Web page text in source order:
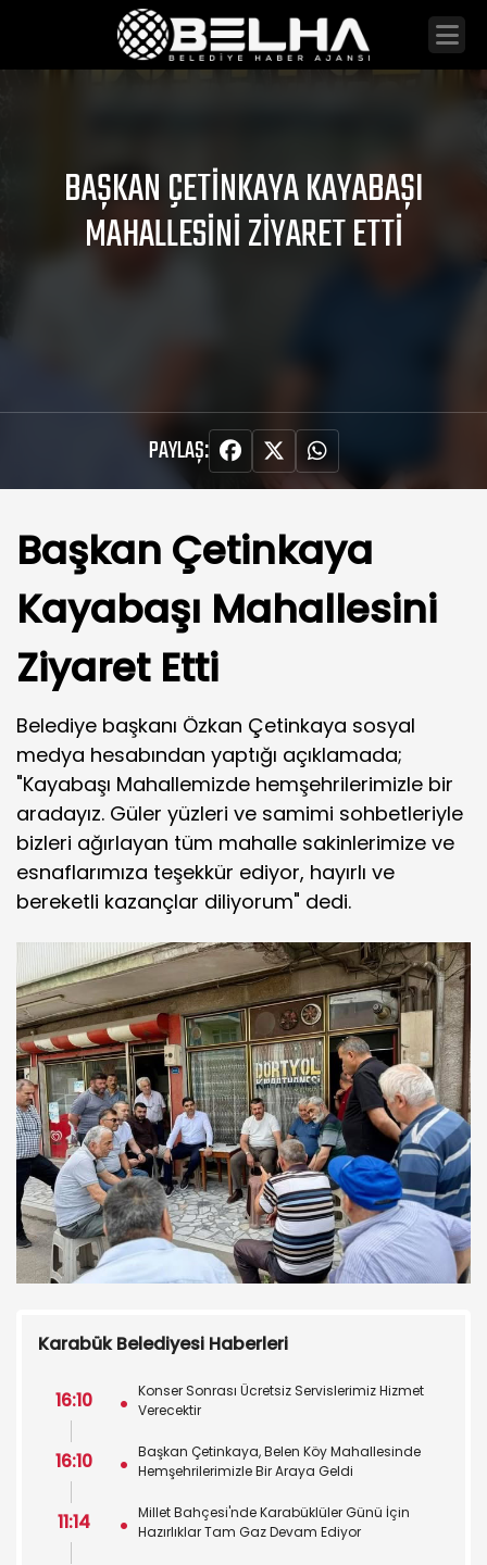
BAŞKAN ÇETINKAYA KAYABAŞI
MAHALLESINI ZIYARET ETTI
PAYLAŞ:
Başkan Çetinkaya
Kayabaşı Mahallesini
Ziyaret Etti
Belediye başkanı Özkan Çetinkaya sosyal
medya hesabından yaptığı açıklamada;
"Kayabaşı Mahallemizde hemşehrilerimizle bir
aradayız. Güler yüzleri ve samimi sohbetleriyle
bizleri ağırlayan tüm mahalle sakinlerimize ve
esnaflarımıza teşekkür ediyor, hayırlı ve
bereketli kazançlar diliyorum" dedi.
Karabük Belediyesi Haberleri
16:10
Konser Sonrası Ücretsiz Servislerimiz Hizmet
Verecektir
16:10
Başkan Çetinkaya, Belen Köy Mahallesinde
Hemşehrilerimizle Bir Araya Geldi
11:14
Millet Bahçesi'nde Karabüklüler Günü İçin
Hazırlıklar Tam Gaz Devam Ediyor